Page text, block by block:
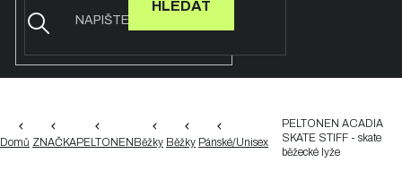
HLEDAT
Domů ZNAČKAPELTONEN Běžky Běžky Pánské/Unisex
PELTONEN ACADIA
SKATE STIFF - skate
běžecké lyže